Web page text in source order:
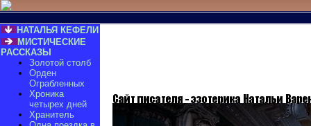
НАТАЛЬЯ КЕФЕЛИ
МИСТИЧЕСКИЕ
РАССКАЗЫ
Золотой столб
Орден
Ограбленных
Хроника
четырех дней
Хранитель